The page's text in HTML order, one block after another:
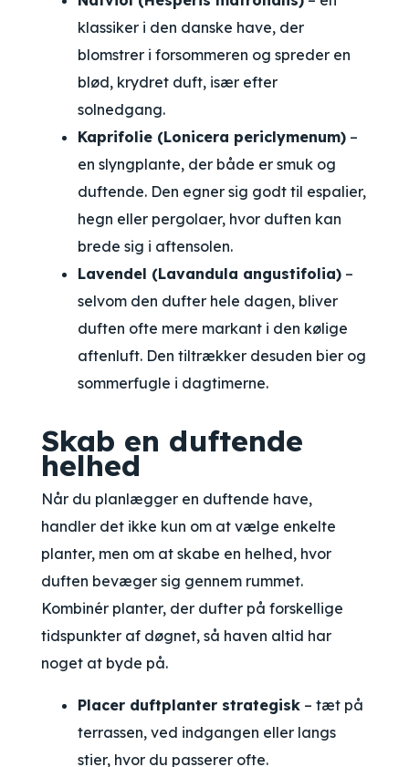
klassiker i den danske have, der
blomstrer i forsommeren og spreder en
blød, krydret duft, især efter
solnedgang.
Kaprifolie (Lonicera periclymenum) –
en slyngplante, der både er smuk og
duftende. Den egner sig godt til espalier,
hegn eller pergolaer, hvor duften kan
brede sig i aftensolen.
Lavendel (Lavandula angustifolia) –
selvom den dufter hele dagen, bliver
duften ofte mere markant i den kølige
aftenluft. Den tiltrækker desuden bier og
sommerfugle i dagtimerne.
Skab en duftende
helhed
Når du planlægger en duftende have,
handler det ikke kun om at vælge enkelte
planter, men om at skabe en helhed, hvor
duften bevæger sig gennem rummet.
Kombinér planter, der dufter på forskellige
tidspunkter af døgnet, så haven altid har
noget at byde på.
Placer duftplanter strategisk – tæt på
terrassen, ved indgangen eller langs
stier, hvor du passerer ofte.